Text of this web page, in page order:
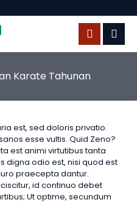
Karate Tahunan
est, sed doloris privatio.
esse vultis. Quid Zeno?
est animi virtutibus tanta
digna odio est, nisi quod est
praecepta dantur.
id continuo debet
Ut optime, secundum